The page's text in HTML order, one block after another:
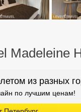
Madeleine
из разных
по лучшим ценам!